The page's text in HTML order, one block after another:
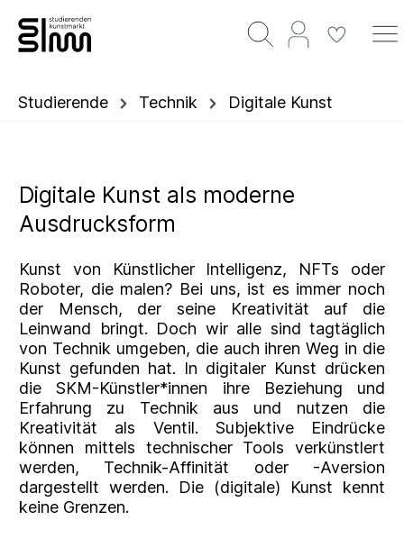
Studierende Technik Digitale Kunst
Digitale Kunst als moderne
Ausdrucksform
Kunst von Künstlicher Intelligenz, NFTs oder
Roboter, die malen? Bei uns, ist es immer noch
der Mensch, der seine Kreativität auf die
Leinwand bringt. Doch wir alle sind tagtäglich
von Technik umgeben, die auch ihren Weg in die
Kunst gefunden hat. In digitaler Kunst drücken
die SKM-Künstler*innen ihre Beziehung und
Erfahrung zu Technik aus und nutzen die
Kreativität als Ventil. Subjektive Eindrücke
können mittels technischer Tools verkünstlert
werden, Technik-Affinität oder -Aversion
dargestellt werden. Die (digitale) Kunst kennt
keine Grenzen.